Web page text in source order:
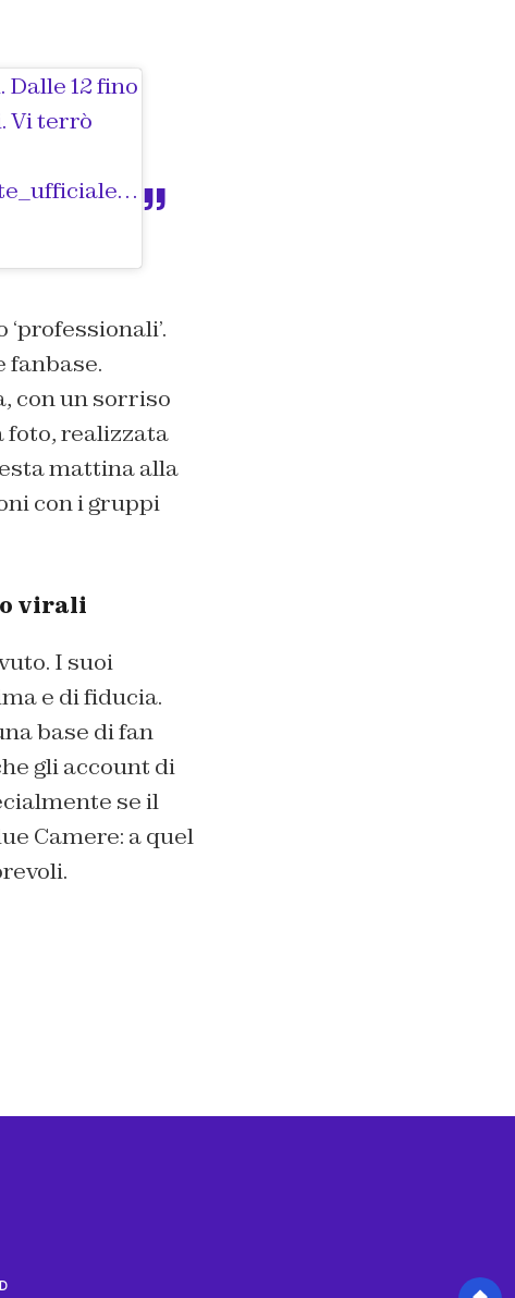
12 fino
Vi terrò
in data:
fanbase.
con un sorriso
foto, realizzata
mattina alla
con i gruppi
virali
I suoi
e di fiducia.
base di fan
gli account di
se il
Camere: a quel